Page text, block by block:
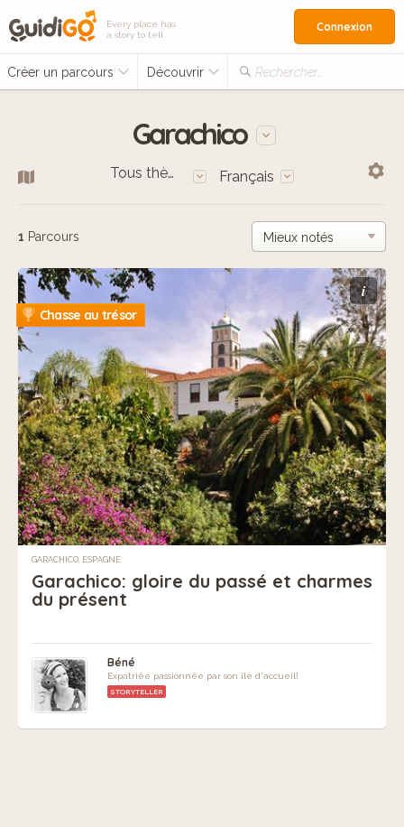
Every place has
a story to tell
Créer un parcours Découvrir Rechercher…
Connexion
Garachico
Tous thèmes Français
1 Parcours
i
Chasse au trésor
GARACHICO, ESPAGNE
Garachico: gloire du passé et charmes
du présent
Béné
Expatriée passionnée par son île d'accueil!
STORYTELLER